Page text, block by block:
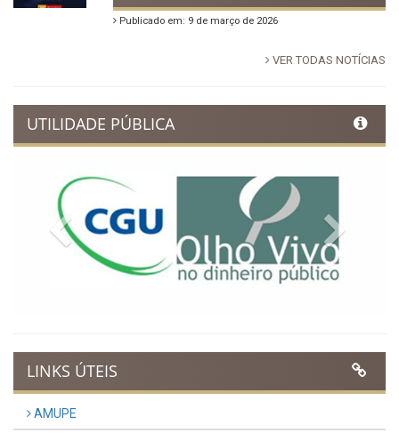
Publicado em: 9 de março de 2026
VER TODAS NOTÍCIAS
UTILIDADE PÚBLICA
Previous
LINKS ÚTEIS
AMUPE